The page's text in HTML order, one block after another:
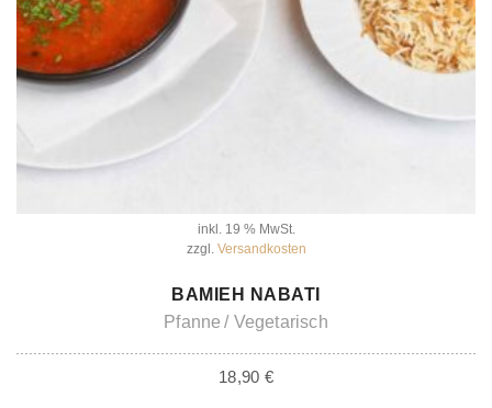
inkl. 19 % MwSt.
zzgl. Versandkosten
IN DEN WARENKORB
BAMIEH NABATI
Pfanne
Vegetarisch
18,90 €